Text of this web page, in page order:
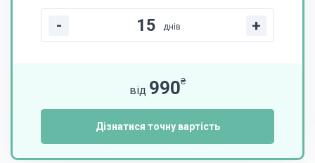
Всі типи
- днів +
від 990₴
Дізнатися точну вартість